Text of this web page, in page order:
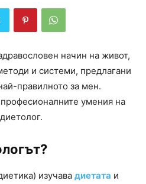
начин на живот,
и системи, предлагани
правилното за мен.
умения на
изучава диетата и